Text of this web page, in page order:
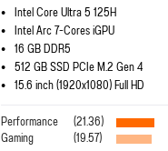
Intel Core Ultra 5 125H
Intel Arc 7-Cores iGPU
16 GB DDR5
512 GB SSD PCIe M.2 Gen 4
15.6 inch (1920x1080) Full HD
Performance
(21.36)
Gaming (19.57)